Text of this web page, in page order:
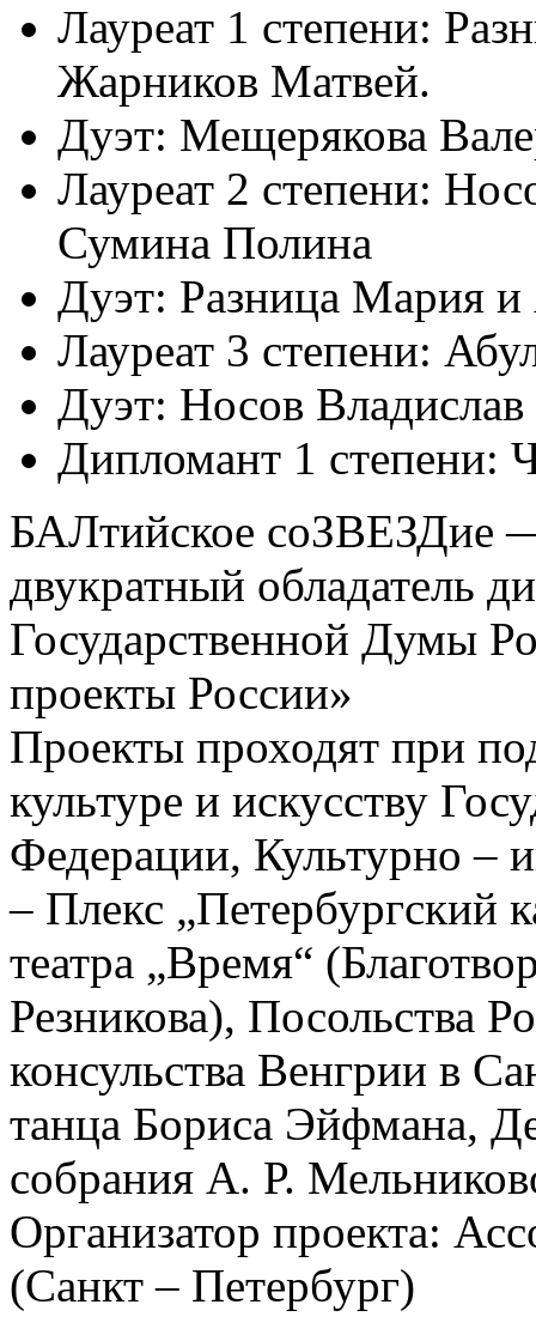
Лауреат 1 степени:
Жарников Матвей.
Дуэт: Мещерякова
Лауреат 2 степени:
Сумина Полина
Дуэт: Разница Мария и
Лауреат 3 степени:
Дуэт: Носов Владислав
Дипломант 1 степени:
БАЛтийское соЗВЕЗДие
двукратный обладатель
Государственной Думы
проекты России»
Проекты проходят при
культуре и искусству
Федерации, Культурно –
– Плекс „Петербургский
театра „Время“
Резникова), Посольства
консульства Венгрии в
танца Бориса Эйфмана,
собрания А. Р.
Организатор проекта:
(Санкт – Петербург)